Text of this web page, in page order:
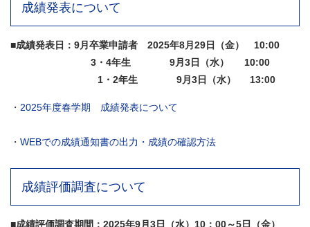
成績発表について
■成績発表日：9月卒業申請者 2025年8月29日（金） 10:00
3・4年生 9月3日（水） 10:00
1・2年生 9月3日（水） 13:00
・ 2025年度春学期 成績発表について
・ WEBでの成績通知書の出力・成績の確認方法
成績評価調査について
■成績評価調査期間：2025年9月3日（水）10：00～5日（金）